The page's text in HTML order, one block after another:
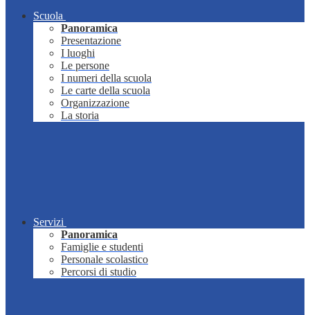
Scuola
Panoramica
Presentazione
I luoghi
Le persone
I numeri della scuola
Le carte della scuola
Organizzazione
La storia
Servizi
Panoramica
Famiglie e studenti
Personale scolastico
Percorsi di studio